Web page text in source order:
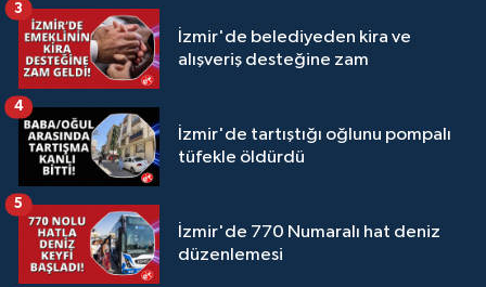
İzmir'de belediyeden kira ve
alışveriş desteğine zam
3
İzmir'de tartıştığı oğlunu pompalı
tüfekle öldürdü
4
İzmir'de 770 Numaralı hat deniz
düzenlemesi
5